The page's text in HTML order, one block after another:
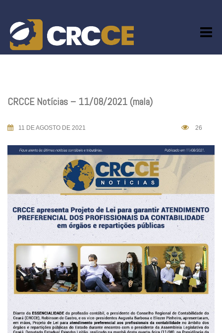
content
CRCCE Notícias – 11/08/2021 (mala)
11 DE AGOSTO DE 2021 26